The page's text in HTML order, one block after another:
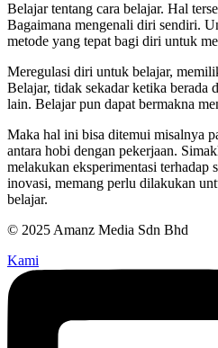
Belajar tentang cara belajar. Hal
Bagaimana mengenali diri sendiri.
metode yang tepat bagi diri untuk
Meregulasi diri untuk belajar,
Belajar, tidak sekadar ketika berada
lain. Belajar pun dapat bermakna
Maka hal ini bisa ditemui misalnya
antara hobi dengan pekerjaan.
melakukan eksperimentasi terhadap
inovasi, memang perlu dilakukan
belajar.
© 2025 Amanz Media Sdn Bhd
Kami